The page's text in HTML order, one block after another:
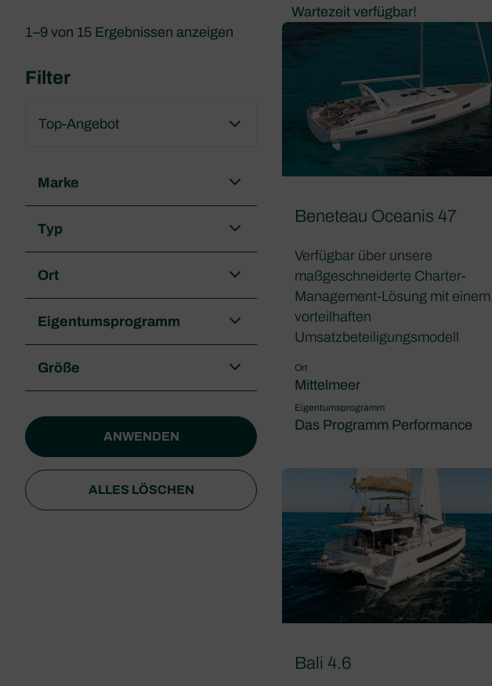
Wartezeit verfügbar!
1–9 von 15 Ergebnissen anzeigen
Filter
Marke
Typ
Ort
Eigentumsprogramm
Größe
ANWENDEN
ALLES LÖSCHEN
Beneteau Oceanis 47
Verfügbar über unsere
maßgeschneiderte Charter-
Management-Lösung mit einem
vorteilhaften
Umsatzbeteiligungsmodell
Ort
Mittelmeer
Eigentumsprogramm
Das Programm Performance
Bali 4.6